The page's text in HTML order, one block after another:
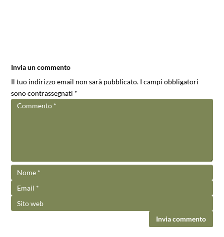
Invia un commento
Il tuo indirizzo email non sarà pubblicato. I campi obbligatori
sono contrassegnati *
Invia commento